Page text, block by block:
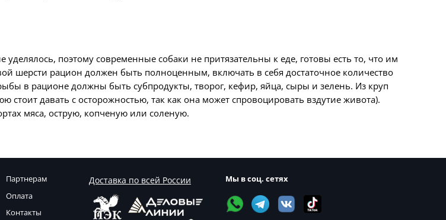
поэтому современные собаки не притязательны к еде, готовы есть то, что им
шерсти рацион должен быть полноценным, включать в себя достаточное количество
в рационе должны быть субпродукты, творог, кефир, яйца, сыры и зелень. Из круп
стоит давать с осторожностью, так как она может спровоцировать вздутие живота).
мяса, острую, копченую или соленую.
Партнерам
Оплата
Контакты
Доставка по всей России Мы в соц. сетях